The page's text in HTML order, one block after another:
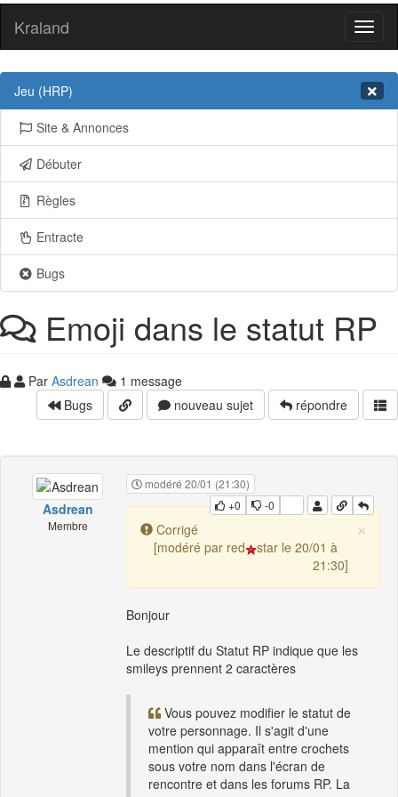
Kraland
Jeu (HRP)
Site & Annonces
Débuter
Règles
Entracte
Bugs
Emoji dans le statut RP
Par Asdrean
1 message
Bugs
nouveau sujet répondre
Asdrean
Membre
modéré 20/01 (21:30)
+0
-0
×
Corrigé
[modéré par red
star le 20/01 à
21:30]
Bonjour
Le descriptif du Statut RP indique que les
smileys prennent 2 caractères
Vous pouvez modifier le statut de
votre personnage. Il s'agit d'une
mention qui apparaît entre crochets
sous votre nom dans l'écran de
rencontre et dans les forums RP. La